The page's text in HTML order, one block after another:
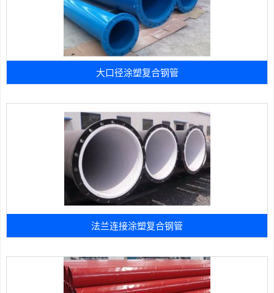
大口径涂塑复合钢管
法兰连接涂塑复合钢管